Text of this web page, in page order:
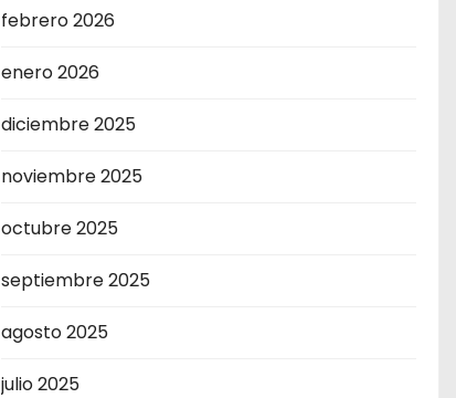
febrero 2026
enero 2026
diciembre 2025
noviembre 2025
octubre 2025
septiembre 2025
agosto 2025
julio 2025